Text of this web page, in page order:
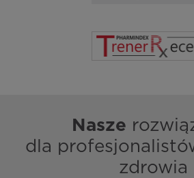
Nasze
dla
zdrowia